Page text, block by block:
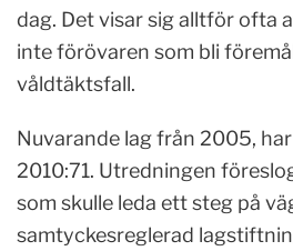
dag. Det visar sig alltför ofta
inte förövaren som bli
våldtäktsfall.
Nuvarande lag från 2005,
2010:71. Utredningen
som skulle leda ett steg på
samtyckesreglerad